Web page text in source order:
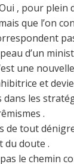
, pour plein
que l’on
d’un
une
et
dans les
.
tout
du doute .
pas le chemin